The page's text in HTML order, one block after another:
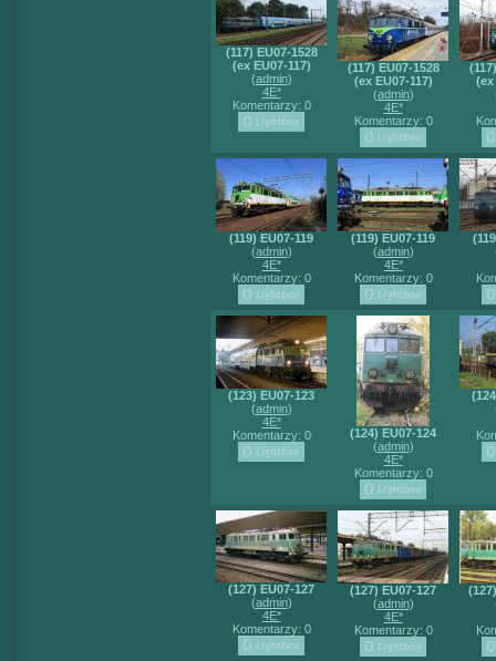
(117) EU07-1528
(ex EU07-117)
(admin)
4E*
Komentarzy: 0
(117) EU07-1528
(ex EU07-117)
(admin)
4E*
Komentarzy: 0
(ex
(119) EU07-119
(admin)
4E*
Komentarzy: 0
(119) EU07-119
(admin)
4E*
Komentarzy: 0
(123) EU07-123
(admin)
4E*
Komentarzy: 0
(124) EU07-124
(admin)
4E*
Komentarzy: 0
(127) EU07-127
(admin)
4E*
Komentarzy: 0
(127) EU07-127
(admin)
4E*
Komentarzy: 0